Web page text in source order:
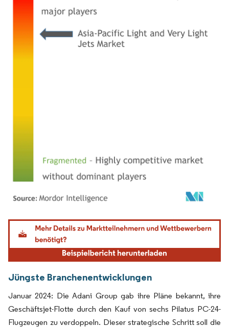
Bild © Mordor Intelligence. Wiederverwendung erfordert Namensnennung gemäß
Jüngste Branchenentwicklungen
Januar 2024: Die Adani Group gab ihre Pläne bekannt, ihre
Geschäftsjet-Flotte durch den Kauf von sechs Pilatus PC-24-
Flugzeugen zu verdoppeln. Dieser strategische Schritt soll die